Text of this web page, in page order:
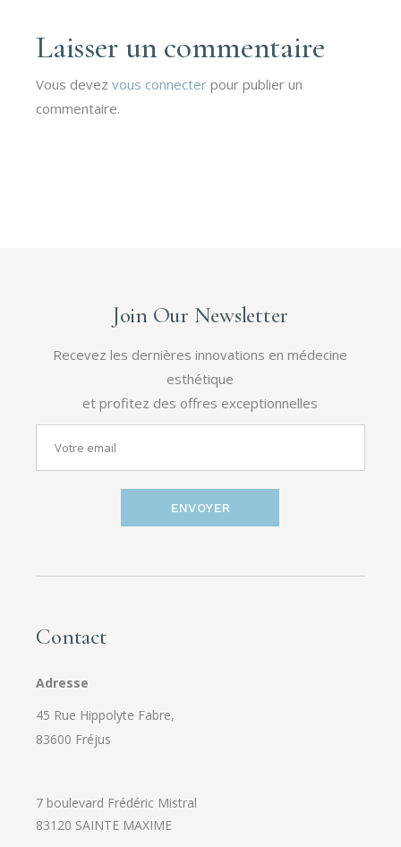
Laisser un commentaire
Vous devezvous connecter pour publier un
commentaire.
Join Our Newsletter
Recevez les dernières innovations en médecine
esthétique
et profitez des offres exceptionnelles
ENVOYER
Contact
Adresse
45 Rue Hippolyte Fabre,
83600 Fréjus
7 boulevard Frédéric Mistral
83120 SAINTE MAXIME